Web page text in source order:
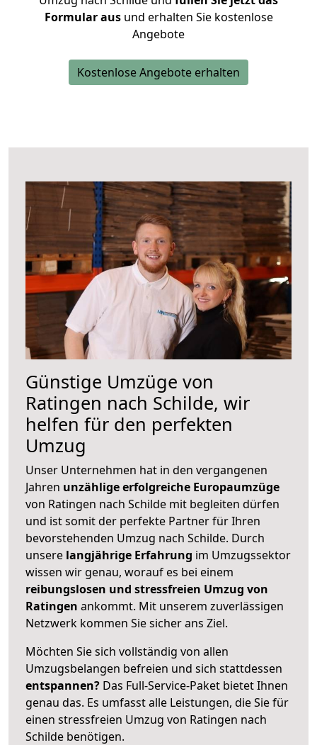
Formular ausund erhalten Sie kostenlose
Angebote
Kostenlose Angebote erhalten
Günstige Umzüge von
Ratingen nach Schilde, wir
helfen für den perfekten
Umzug
Unser Unternehmen hat in den vergangenen
Jahren unzählige erfolgreiche Europaumzüge
von Ratingen nach Schilde mit begleiten dürfen
und ist somit der perfekte Partner für Ihren
bevorstehenden Umzug nach Schilde. Durch
unsere langjährige Erfahrung im Umzugssektor
wissen wir genau, worauf es bei einem
reibungslosen und stressfreien Umzug von
Ratingen ankommt. Mit unserem zuverlässigen
Netzwerk kommen Sie sicher ans Ziel.
Möchten Sie sich vollständig von allen
Umzugsbelangen befreien und sich stattdessen
entspannen? Das Full-Service-Paket bietet Ihnen
genau das. Es umfasst alle Leistungen, die Sie für
einen stressfreien Umzug von Ratingen nach
Schilde benötigen.